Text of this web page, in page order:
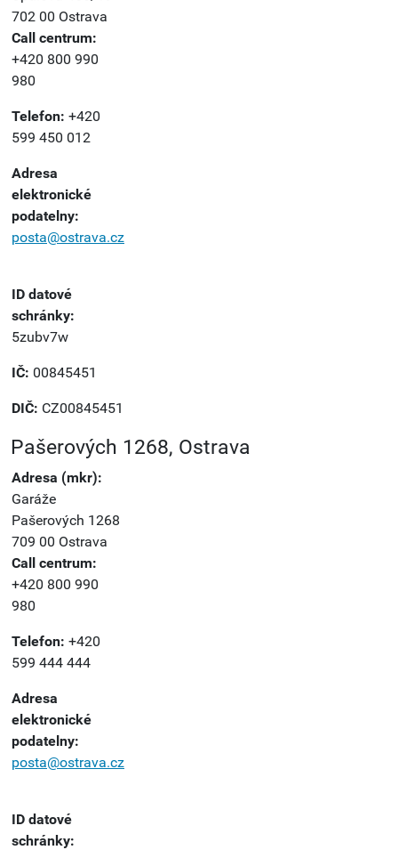
702 00 Ostrava
Call centrum:
+420 800 990
980
Telefon: +420
599 450 012
Adresa
elektronické
podatelny:
posta@ostrava.cz
ID datové
schránky:
5zubv7w
IČ: 00845451
DIČ: CZ00845451
Pašerových 1268, Ostrava
Adresa (mkr):
Garáže
Pašerových 1268
709 00 Ostrava
Call centrum:
+420 800 990
980
Telefon: +420
599 444 444
Adresa
elektronické
podatelny:
posta@ostrava.cz
ID datové
schránky: